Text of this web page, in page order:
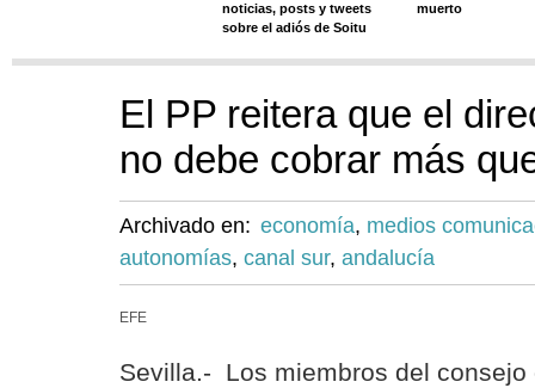
noticias, posts y tweets
sobre el adiós de Soitu
muerto
El PP reitera que el
no debe cobrar más
Archivado en: economía, medios
autonomías, canal sur, andalucía
EFE
Sevilla.- Los miembros del